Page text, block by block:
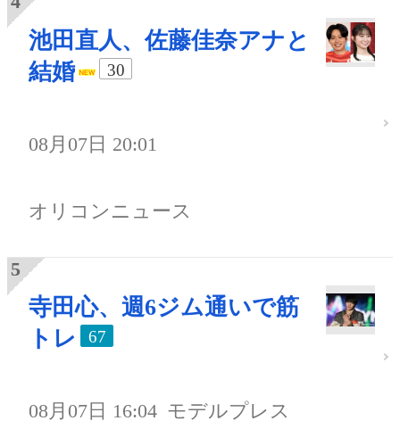
池田直人、佐藤佳奈アナと
結婚
30
08月07日 20:01
オリコンニュース
寺田心、週6ジム通いで筋
トレ
67
08月07日 16:04 モデルプレス